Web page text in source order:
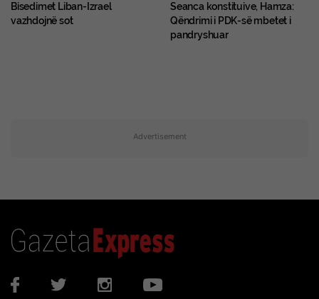
Bisedimet Liban-Izrael
vazhdojnë sot
Seanca konstituive, Hamza:
Qëndrimi i PDK-së mbetet i
pandryshuar
Advertisement